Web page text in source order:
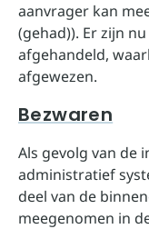
aanvrager kan
(gehad)). Er zijn
afgehandeld,
afgewezen.
Bezwaren
Als gevolg van de
administratief
deel van de
meegenomen in